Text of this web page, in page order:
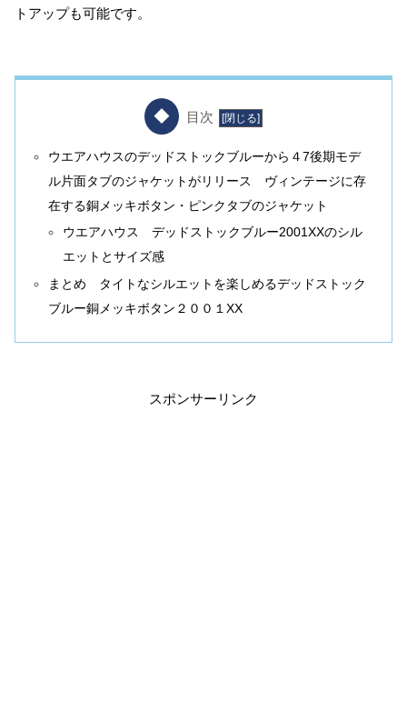
トアップも可能です。
目次
ウエアハウスのデッドストックブルーから４7後期モデ
ル片面タブのジャケットがリリース ヴィンテージに存
在する銅メッキボタン・ピンクタブのジャケット
ウエアハウス デッドストックブルー2001XXのシル
エットとサイズ感
まとめ タイトなシルエットを楽しめるデッドストック
ブルー銅メッキボタン２００１XX
スポンサーリンク